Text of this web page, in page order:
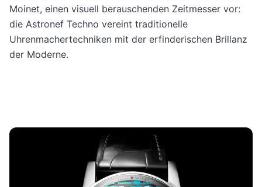
Moinet, einen visuell berauschenden Zeitmesser vor:
die Astronef Techno vereint traditionelle
Uhrenmachertechniken mit der erfinderischen Brillanz
der Moderne.